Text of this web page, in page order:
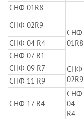
СНФ 01R8
-
СНФ 02R9
СНФ
01R8
СНФ 04 R4
СНФ 07 R1
СНФ 09 R7
СНФ
02R9
СНФ 11 R9
СНФ 17 R4
СНФ
04
R4